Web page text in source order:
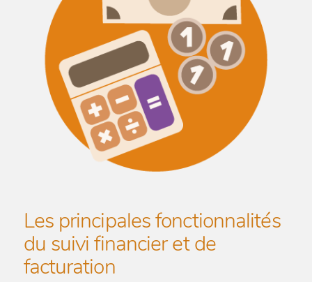
Les principales fonctionnalités
du suivi financier et de
facturation